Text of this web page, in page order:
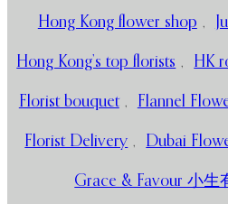
Hong Kong flower shop ,
Hong Kong’s top florists , HK
Florist bouquet , Flannel
Florist Delivery , Dubai
Grace & Favour 小生